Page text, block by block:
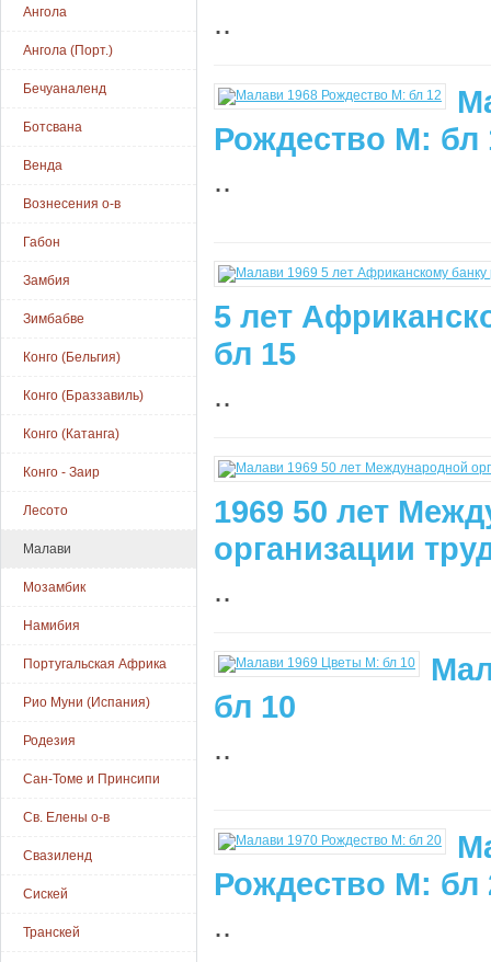
Ангола
Ангола (Порт.)
Бечуаналенд
Ботсвана
Венда
Вознесения о-в
Габон
Замбия
Зимбабве
Конго (Бельгия)
Конго (Браззавиль)
Конго (Катанга)
Конго - Заир
Лесото
Малави
Мозамбик
Намибия
Португальская Африка
Рио Муни (Испания)
Родезия
Сан-Томе и Принсипи
Св. Елены о-в
Свазиленд
Сискей
Транскей
..
Рождество М: бл
..
5 лет
бл 15
..
1969 50 лет
организации
..
бл 10
..
Рождество М: бл
..